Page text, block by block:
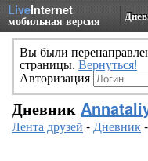
LiveInternet
мобильная версия
Вы были
страницы. Вернуться!
Авторизация
Дневник
Лента друзей -Дневник-